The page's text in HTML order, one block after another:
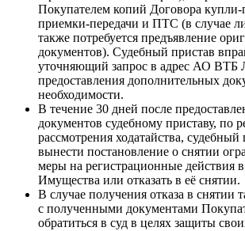
Покупателем копий Договора
приемки-передачи и ПТС (в случае
также потребуется предъявление
документов). Судебный пристав
уточняющий запрос в адрес АО ВТБ
предоставления дополнительных
необходимости.
В течение 30 дней после
документов судебному приставу, по
рассмотрения ходатайства,
вынести постановление о снятии
меры на регистрационные действия
Имущества или отказать в её снятии.
В случае получения отказа в снятии
с полученными документами
обратиться в суд в целях защиты